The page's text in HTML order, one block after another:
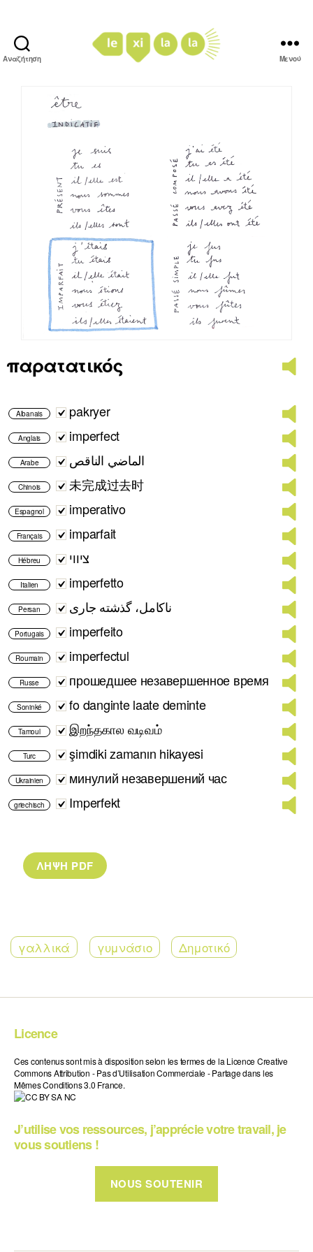
Αναζήτηση Μενού
παρατατικός
Albanais pakryer
Anglais imperfect
Arabe الماضي الناقص
Chinois 未完成过去时
Espagnol imperativo
Français imparfait
Hébreu ציווי
Italien imperfetto
Persan ناکامل، گذشته جاری
Portugais imperfeito
Roumain imperfectul
Russe прошедшее незавершенное время
Soninké fo danginte laate deminte
Tamoul இறந்தகால வடிவம்
Turc şimdiki zamanın hikayesi
Ukrainien минулий незавершений час
griechisch Imperfekt
γαλλικά γυμνάσιο Δημοτικό
Licence
Ces contenus sont mis à disposition selon les termes de la Licence Creative
Commons Attribution - Pas d’Utilisation Commerciale - Partage dans les
Mêmes Conditions 3.0 France.
J’utilise vos ressources, j’apprécie votre travail, je
vous soutiens !
NOUS SOUTENIR